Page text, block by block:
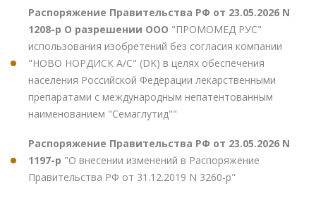
Распоряжение Правительства РФ от 23.05.2026 N
1208-р О разрешении ООО "ПРОМОМЕД РУС"
использования изобретений без согласия компании
"НОВО НОРДИСК А/С" (DK) в целях обеспечения
населения Российской Федерации лекарственными
препаратами с международным непатентованным
наименованием "Семаглутид""
Распоряжение Правительства РФ от 23.05.2026 N
1197-р "О внесении изменений в Распоряжение
Правительства РФ от 31.12.2019 N 3260-р"